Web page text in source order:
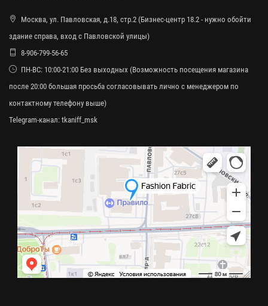
Москва, ул. Павловская, д.18, стр.2 (Бизнес-центр 18.2 - нужно обойти
здание справа, вход с Павловской улицы)
8-906-799-56-65
ПН-ВС: 10:00-21:00 Без выходных (Возможность посещения магазина
после 20:00 большая просьба согласовывать лично с менеджером по
контактному телефону выше)
Telegram-канал: tkaniff_msk